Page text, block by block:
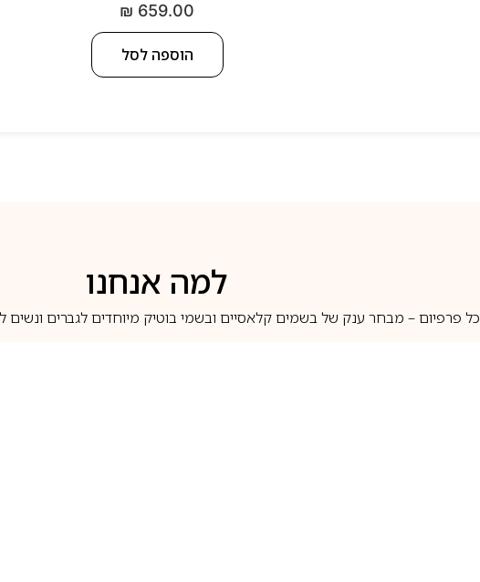
₪ 659.00
הוספה לסל
למה אנחנו
כל פרפיום – מבחר ענק של בשמים קלאסיים ובשמי בוטיק מיוחדים לגברים ונשים